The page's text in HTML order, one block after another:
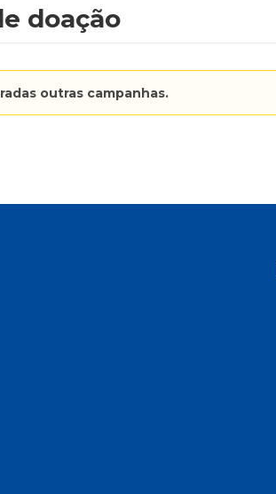
doação
outras campanhas.